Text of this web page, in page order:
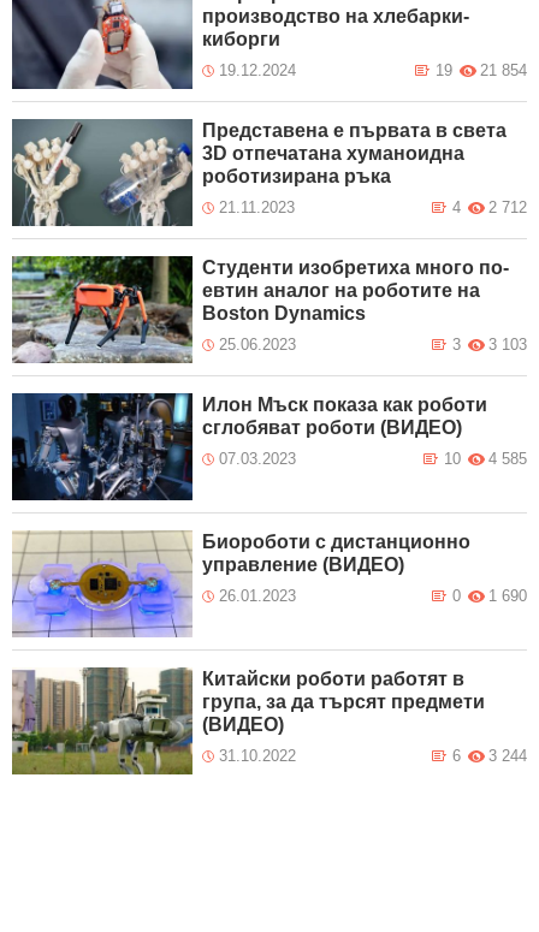
производство на хлебарки-
киборги
19.12.2024 21 854
19
Представена е първата в света
3D отпечатана хуманоидна
роботизирана ръка
21.11.2023 2 712
4
Студенти изобретиха много по-
евтин аналог на роботите на
Boston Dynamics
25.06.2023 3 103
3
Илон Мъск показа как роботи
сглобяват роботи (ВИДЕО)
07.03.2023 4 585
10
Биороботи с дистанционно
управление (ВИДЕО)
26.01.2023 1 690
0
Китайски роботи работят в
група, за да търсят предмети
(ВИДЕО)
31.10.2022 3 244
6